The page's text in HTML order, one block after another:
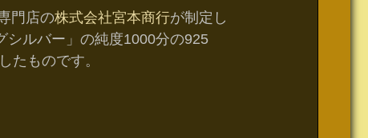
門店の株式会社宮本商行が制定し
シルバー」の純度1000分の925
たものです。